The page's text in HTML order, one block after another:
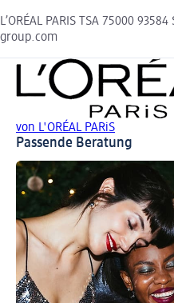
L’ORÉAL PARIS TSA 75000
group.com
von L'ORÉAL PARiS
Passende Beratung